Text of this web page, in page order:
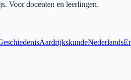
Voor docenten en leerlingen.
AardrijkskundeNederlands